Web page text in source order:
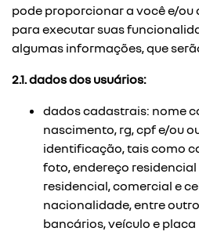
pode proporcionar a você e/ou
para executar suas
algumas informações, que
2.1. dados dos usuários:
dados cadastrais: nome
nascimento, rg, cpf e/ou
identificação, tais como
foto, endereço
residencial, comercial e
nacionalidade, entre
bancários, veículo e placa